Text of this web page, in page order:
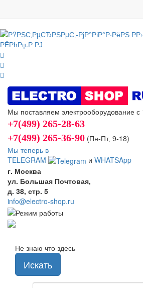
Мы поставляем электрооборудование с
+7(499) 265-28-63
+7(499) 265-36-90 (Пн-Пт‚ 9-18)
Мы теперь в
TELEGRAM
и WHATSApp
г. Москва
ул. Большая Почтовая,
д. 38, стр. 5
info@electro-shop.ru
Не знаю что здесь
Искать